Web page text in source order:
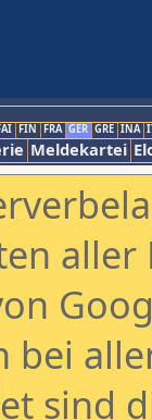
FIN FRA GER GRE INA
Meldekartei
aller
bei
sind